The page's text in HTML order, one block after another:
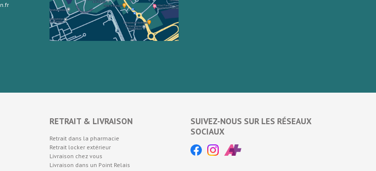
RETRAIT & LIVRAISON
Retrait dans la pharmacie
Retrait locker extérieur
Livraison chez vous
Livraison dans un Point Relais
SUIVEZ-NOUS SUR LES RÉSEAUX
SOCIAUX